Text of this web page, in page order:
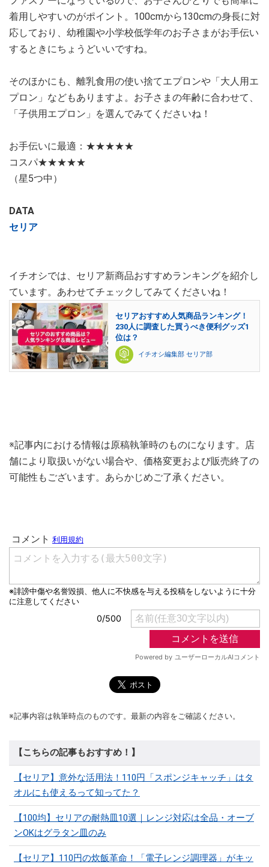
着用しやすいのがポイント。100cmから130cmの身長に対
応しており、幼稚園や小学校低学年のお子さまがお手伝い
するときにちょうどいいですね。
そのほかにも、離乳食用の使い捨てエプロンや「大人用エ
プロン」などもありますよ。お子さまの年齢に合わせて、
「子供用エプロン」を選んでみてくださいね！
お手伝いに最適：★★★★★
コスパ★★★★★
（星5つ中）
DATA
セリア
イチオシでは、セリア新商品おすすめランキングを紹介し
ています。あわせてチェックしてみてくださいね！
セリアおすすめ人気商品ランキング！
230人に調査した買うべき便利グッズ1
位は？
イチオシ編集部 セリア部
※記事内における情報は原稿執筆時のものになります。店
舗により取扱いがない場合や、価格変更および販売終了の
可能性もございます。あらかじめご了承ください。
※記事内容は執筆時点のものです。最新の内容をご確認ください。
【こちらの記事もおすすめ！】
【セリア】意外な活用法！110円「スポンジキャッチ」はタ
オルにも使えるって知ってた？
【100均】セリアの耐熱皿10選｜レンジ対応は全品・オーブ
ンOKはグラタン皿のみ
【セリア】110円の炊飯革命！「電子レンジ調理器」がキッ